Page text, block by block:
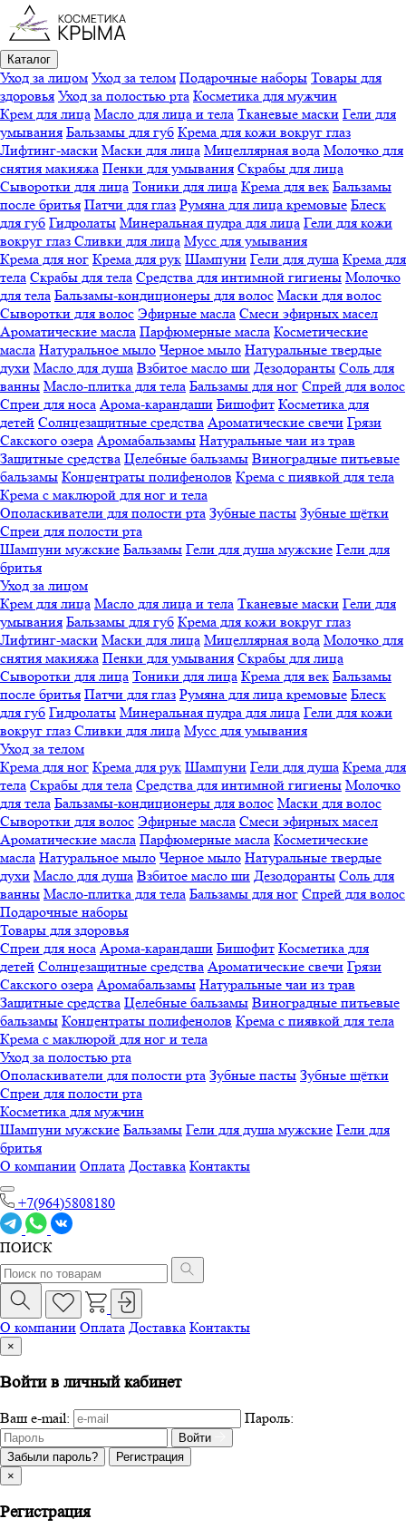
Каталог
Уход за лицом Уход за телом Подарочные наборы Товары для
здоровья Уход за полостью рта Косметика для мужчин
Крем для лица Масло для лица и тела Тканевые маски Гели для
умывания Бальзамы для губ Крема для кожи вокруг глаз
Лифтинг-маски Маски для лица Мицеллярная вода Молочко для
снятия макияжа Пенки для умывания Скрабы для лица
Сыворотки для лица Тоники для лица Крема для век Бальзамы
после бритья Патчи для глаз Румяна для лица кремовые Блеск
для губ Гидролаты Минеральная пудра для лица Гели для кожи
вокруг глаз Сливки для лица Мусс для умывания
Крема для ног Крема для рук Шампуни Гели для душа Крема для
тела Скрабы для тела Средства для интимной гигиены Молочко
для тела Бальзамы-кондиционеры для волос Маски для волос
Сыворотки для волос Эфирные масла Смеси эфирных масел
Ароматические масла Парфюмерные масла Косметические
масла Натуральное мыло Черное мыло Натуральные твердые
духи Масло для душа Взбитое масло ши Дезодоранты Соль для
ванны Масло-плитка для тела Бальзамы для ног Спрей для волос
Спреи для носа Арома-карандаши Бишофит Косметика для
детей Солнцезащитные средства Ароматические свечи Грязи
Cакского озера Аромабальзамы Натуральные чаи из трав
Защитные средства Целебные бальзамы Виноградные питьевые
бальзамы Концентраты полифенолов Крема с пиявкой для тела
Крема с маклюрой для ног и тела
Ополаскиватели для полости рта Зубные пасты Зубные щётки
Спреи для полости рта
Шампуни мужские Бальзамы Гели для душа мужские Гели для
бритья
Уход за лицом
Крем для лица Масло для лица и тела Тканевые маски Гели для
умывания Бальзамы для губ Крема для кожи вокруг глаз
Лифтинг-маски Маски для лица Мицеллярная вода Молочко для
снятия макияжа Пенки для умывания Скрабы для лица
Сыворотки для лица Тоники для лица Крема для век Бальзамы
после бритья Патчи для глаз Румяна для лица кремовые Блеск
для губ Гидролаты Минеральная пудра для лица Гели для кожи
вокруг глаз Сливки для лица Мусс для умывания
Уход за телом
Крема для ног Крема для рук Шампуни Гели для душа Крема для
тела Скрабы для тела Средства для интимной гигиены Молочко
для тела Бальзамы-кондиционеры для волос Маски для волос
Сыворотки для волос Эфирные масла Смеси эфирных масел
Ароматические масла Парфюмерные масла Косметические
масла Натуральное мыло Черное мыло Натуральные твердые
духи Масло для душа Взбитое масло ши Дезодоранты Соль для
ванны Масло-плитка для тела Бальзамы для ног Спрей для волос
Подарочные наборы
Товары для здоровья
Спреи для носа Арома-карандаши Бишофит Косметика для
детей Солнцезащитные средства Ароматические свечи Грязи
Cакского озера Аромабальзамы Натуральные чаи из трав
Защитные средства Целебные бальзамы Виноградные питьевые
бальзамы Концентраты полифенолов Крема с пиявкой для тела
Крема с маклюрой для ног и тела
Уход за полостью рта
Ополаскиватели для полости рта Зубные пасты Зубные щётки
Спреи для полости рта
Косметика для мужчин
Шампуни мужские Бальзамы Гели для душа мужские Гели для
бритья
О компании Оплата Доставка Контакты
+7(964)5808180
ПОИСК
О компании Оплата Доставка Контакты
×
Войти в личный кабинет
Ваш e-mail: Пароль:
Войти
Забыли пароль?
Регистрация
×
Регистрация